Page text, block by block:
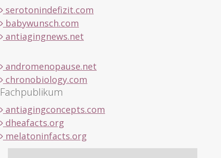
serotonindefizit.com
babywunsch.com
antiagingnews.net
andromenopause.net
chronobiology.com
Fachpublikum
antiagingconcepts.com
dheafacts.org
melatoninfacts.org